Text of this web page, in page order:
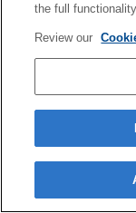
the full
Review our